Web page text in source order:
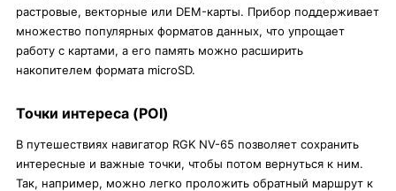
растровые, векторные или DEM-карты. Прибор поддерживает
множество популярных форматов данных, что упрощает
работу с картами, а его память можно расширить
накопителем формата microSD.
Точки интереса (POI)
В путешествиях навигатор RGK NV-65 позволяет сохранить
интересные и важные точки, чтобы потом вернуться к ним.
Так, например, можно легко проложить обратный маршрут к